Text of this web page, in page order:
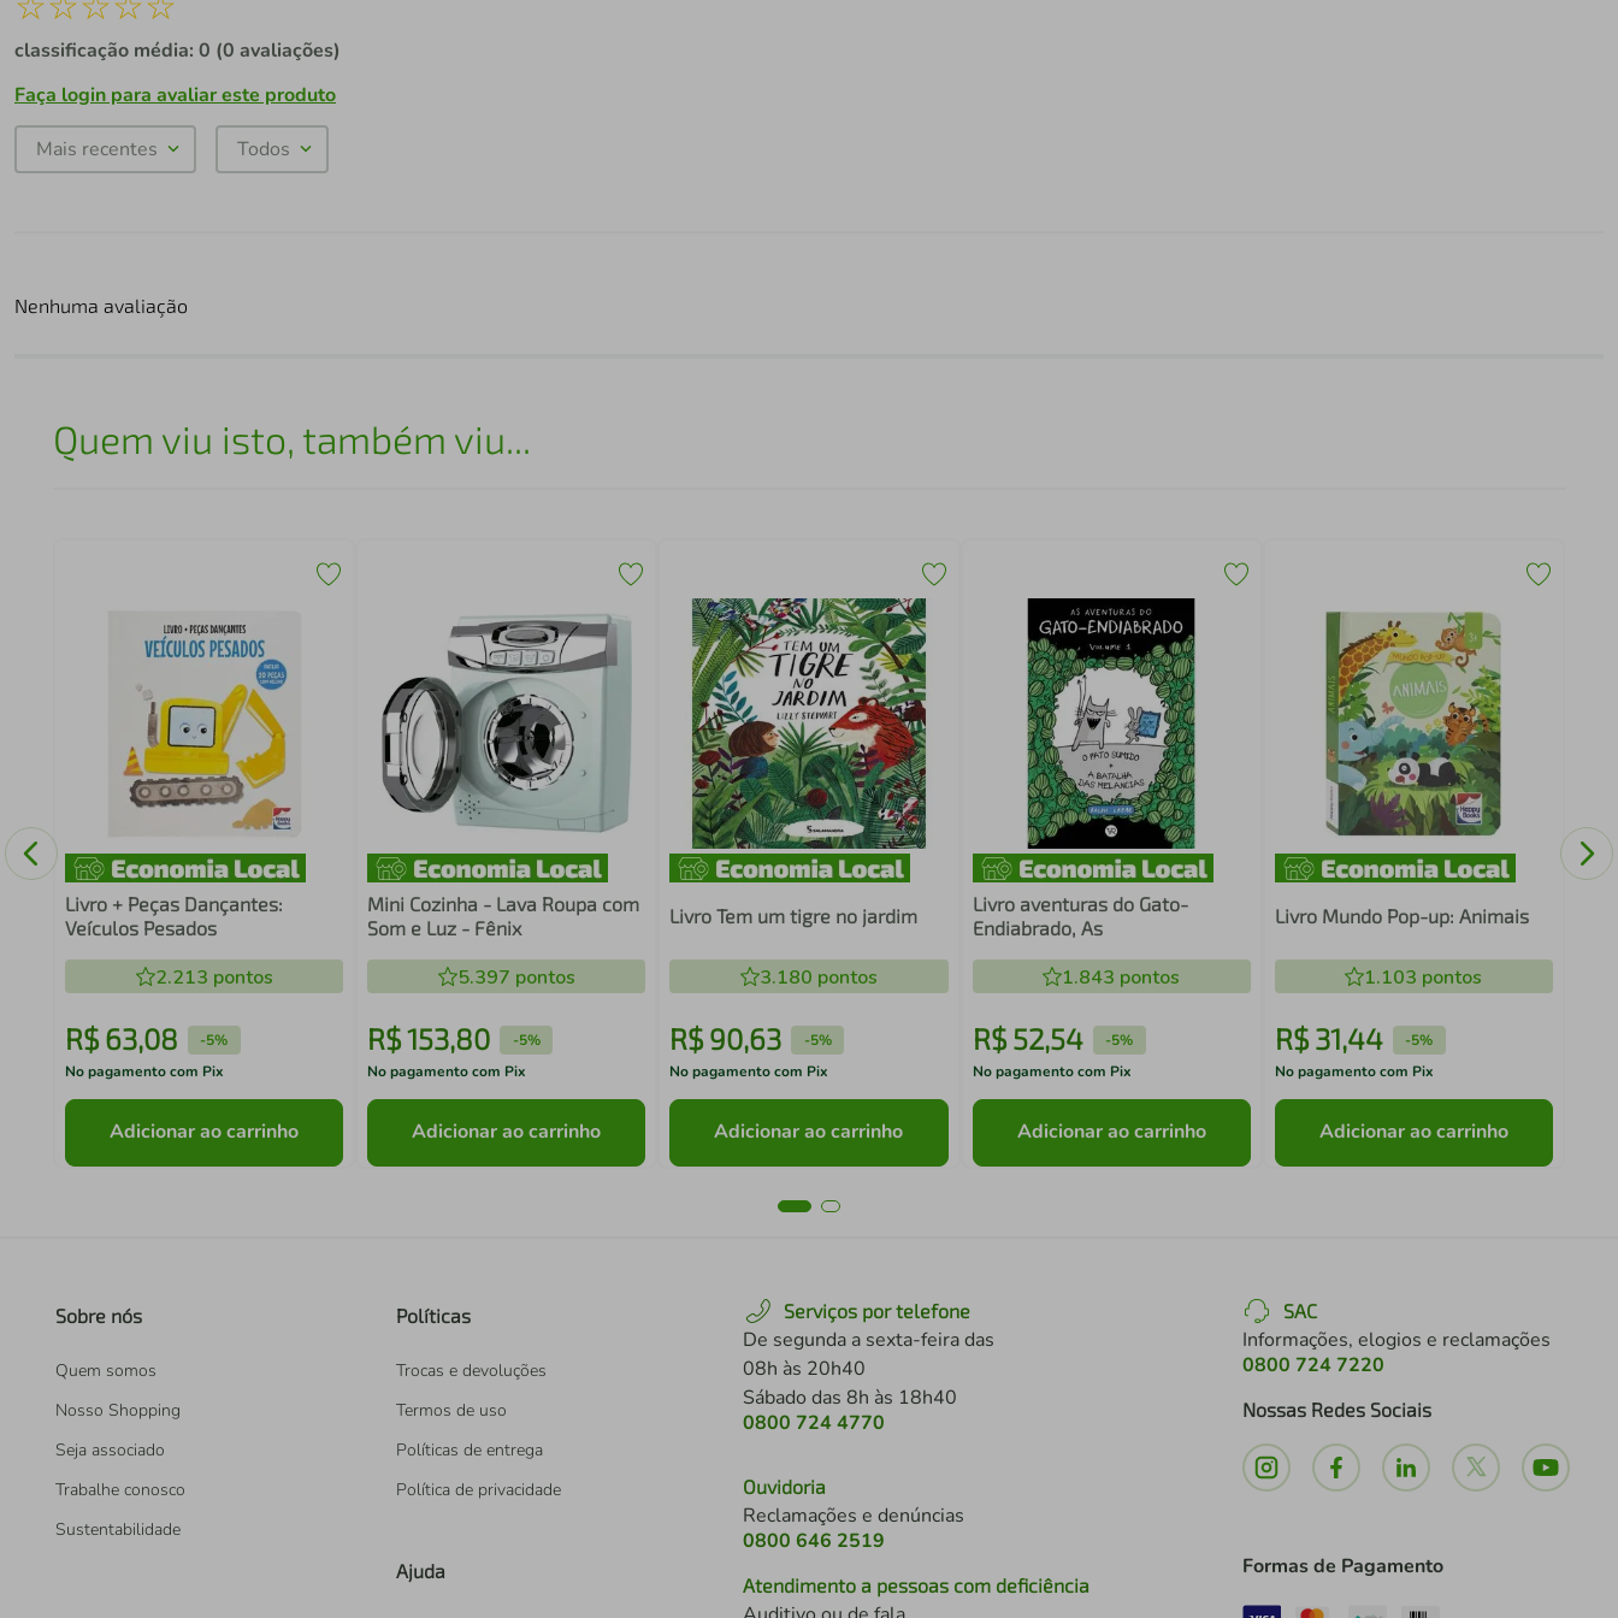
classificação média: 0 (0 avaliações)
Faça login para avaliar este produto
Mais recentes Todos
Nenhuma avaliação
Quem viu isto, também viu...
Livro + Peças Dançantes:
Veículos Pesados
2.213 pontos
R$ 63,08 -5%
No pagamento com Pix
Adicionar ao carrinho
Mini Cozinha - Lava Roupa com
Som e Luz - Fênix
5.397 pontos
R$153,80 -5%
No pagamento com Pix
Adicionar ao carrinho
Livro Tem um tigre no jardim
3.180 pontos
R$90,63 -5%
No pagamento com Pix
Adicionar ao carrinho
Livro aventuras do Gato-
Endiabrado, As
1.843 pontos
R$ 52,54 -5%
No pagamento com Pix
Adicionar ao carrinho
Livro Mundo Pop-up: Animais
1.103 pontos
R$ 31,44 -5%
No pagamento com Pix
Adicionar ao carrinho
Sobre nós
Quem somos
Nosso Shopping
Seja associado
Trabalhe conosco
Sustentabilidade
Políticas
Trocas e devoluções
Termos de uso
Políticas de entrega
Política de privacidade
Ajuda
Serviços por telefone
De segunda a sexta-feira das
08h às 20h40
Sábado das 8h às 18h40
0800 724 4770
Ouvidoria
Reclamações e denúncias
0800 646 2519
Atendimento a pessoas com deficiência
SAC
Informações, elogios e reclamações
0800 724 7220
Nossas Redes Sociais
Formas de Pagamento